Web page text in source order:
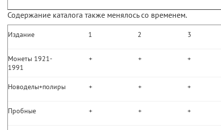
Содержание каталога также менялось со временем.
Издание 1 2 3
Монеты 1921-
1991
+ + +
Новоделы+полиры + + +
Пробные + + +